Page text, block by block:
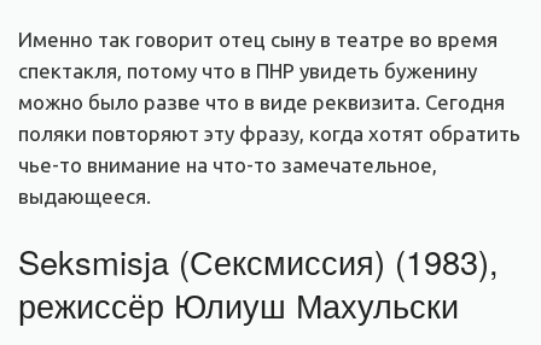
Именно так говорит отец сыну в театре во время
спектакля, потому что в ПНР увидеть буженину
можно было разве что в виде реквизита. Сегодня
поляки повторяют эту фразу, когда хотят обратить
чье-то внимание на что-то замечательное,
выдающееся.
Seksmisja (Сексмиссия) (1983),
режиссёр Юлиуш Махульски